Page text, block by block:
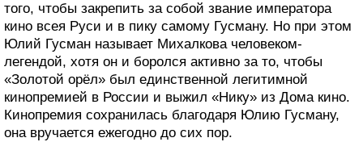
того, чтобы закрепить за собой звание императора
кино всея Руси и в пику самому Гусману. Но при этом
Юлий Гусман называет Михалкова человеком-
легендой, хотя он и боролся активно за то, чтобы
«Золотой орёл» был единственной легитимной
кинопремией в России и выжил «Нику» из Дома кино.
Кинопремия сохранилась благодаря Юлию Гусману,
она вручается ежегодно до сих пор.